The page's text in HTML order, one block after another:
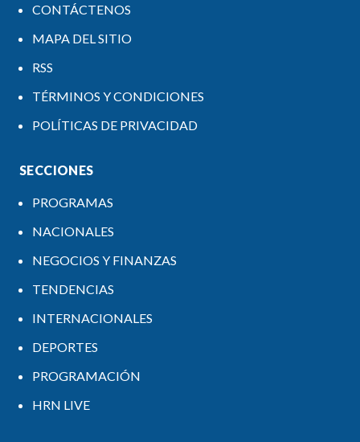
CONTÁCTENOS
MAPA DEL SITIO
RSS
TÉRMINOS Y CONDICIONES
POLÍTICAS DE PRIVACIDAD
SECCIONES
PROGRAMAS
NACIONALES
NEGOCIOS Y FINANZAS
TENDENCIAS
INTERNACIONALES
DEPORTES
PROGRAMACIÓN
HRN LIVE